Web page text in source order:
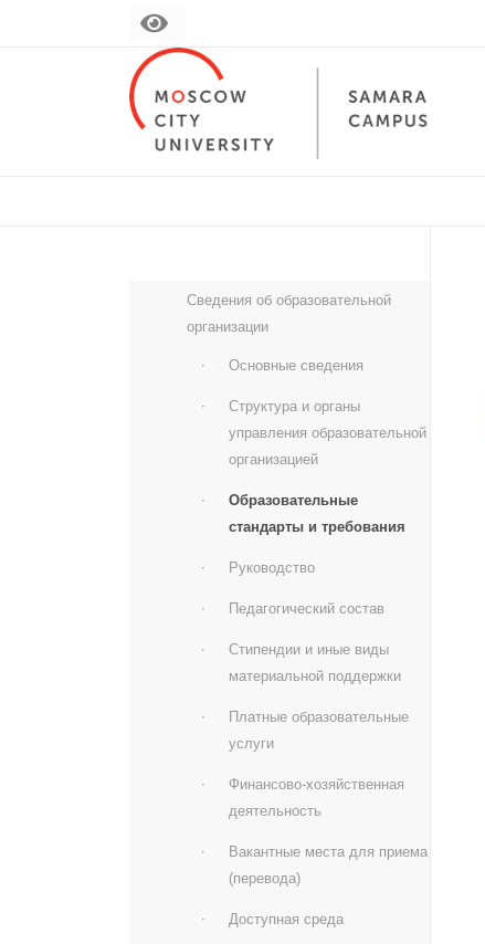
Сведения об образовательной
организации
Основные сведения
Структура и органы
управления образовательной
организацией
Образовательные
стандарты и требования
Руководство
Педагогический состав
Стипендии и иные виды
материальной поддержки
Платные образовательные
услуги
Финансово-хозяйственная
деятельность
Вакантные места для приема
(перевода)
Доступная среда